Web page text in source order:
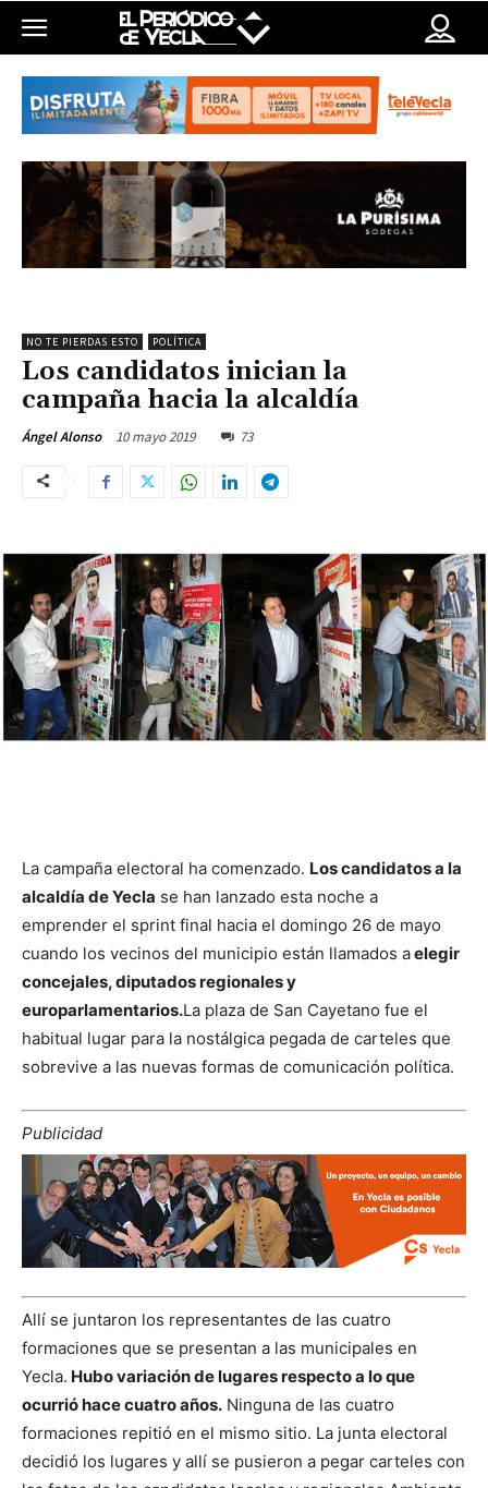
NO TE PIERDAS ESTO POLÍTICA
Los candidatos inician la
campaña hacia la alcaldía
Ángel Alonso 10 mayo 2019 73
La campaña electoral ha comenzado. Los candidatos a la
alcaldía de Yecla se han lanzado esta noche a
emprender el sprint final hacia el domingo 26 de mayo
cuando los vecinos del municipio están llamados aelegir
concejales, diputados regionales y
europarlamentarios.La plaza de San Cayetano fue el
habitual lugar para la nostálgica pegada de carteles que
sobrevive a las nuevas formas de comunicación política.
Publicidad
Allí se juntaron los representantes de las cuatro
formaciones que se presentan a las municipales en
Yecla. Hubo variación de lugares respecto a lo que
ocurrió hace cuatro años. Ninguna de las cuatro
formaciones repitió en el mismo sitio. La junta electoral
decidió los lugares y allí se pusieron a pegar carteles con